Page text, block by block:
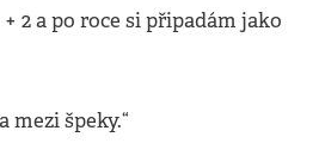
2 a po roce si připadám jako
mezi špeky.“